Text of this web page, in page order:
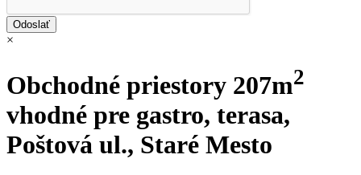
×
Obchodné priestory 207m2
vhodné pre gastro, terasa,
Poštová ul., Staré Mesto